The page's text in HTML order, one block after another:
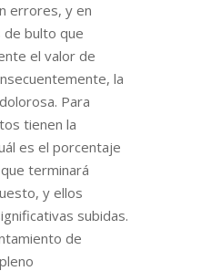
errores, y en
bulto que
el valor de
la
Para
tienen la
es el porcentaje
terminará
y ellos
subidas.
de